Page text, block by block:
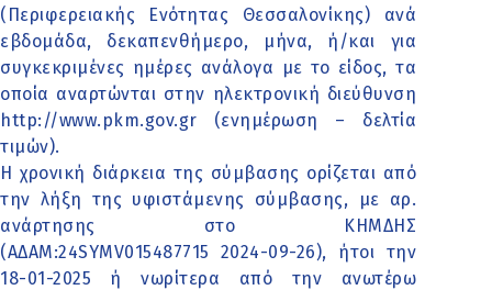
(Περιφερειακής Ενότητας Θεσσαλονίκης) ανά
εβδομάδα, δεκαπενθήμερο, μήνα, ή/και για
συγκεκριμένες ημέρες ανάλογα με το είδος, τα
οποία αναρτώνται στην ηλεκτρονική διεύθυνση
http://www.pkm.gov.gr (ενημέρωση – δελτία
τιμών).
Η χρονική διάρκεια της σύμβασης ορίζεται από
την λήξη της υφιστάμενης σύμβασης, με αρ.
ανάρτησης στο ΚΗΜΔΗΣ
(ΑΔΑΜ:24SYMV015487715 2024-09-26), ήτοι την
18-01-2025 ή νωρίτερα από την ανωτέρω